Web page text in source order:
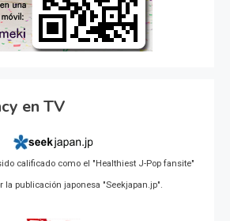
en TV
calificado como el "Healthiest J-Pop fansite"
la publicación japonesa "Seekjapan.jp".